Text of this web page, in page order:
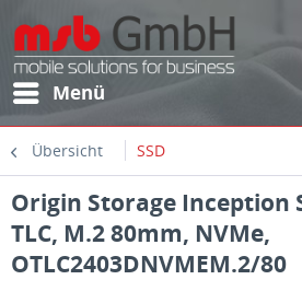
Menü
Übersicht SSD
Origin Storage Inception
TLC, M.2 80mm, NVMe,
OTLC2403DNVMEM.2/80